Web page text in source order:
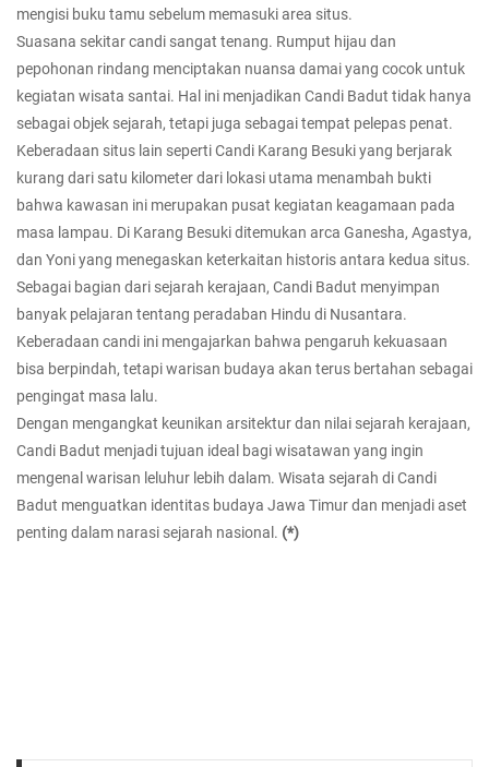
mengisi buku tamu sebelum memasuki area situs.
Suasana sekitar candi sangat tenang. Rumput hijau dan
pepohonan rindang menciptakan nuansa damai yang cocok untuk
kegiatan wisata santai. Hal ini menjadikan Candi Badut tidak hanya
sebagai objek sejarah, tetapi juga sebagai tempat pelepas penat.
Keberadaan situs lain seperti Candi Karang Besuki yang berjarak
kurang dari satu kilometer dari lokasi utama menambah bukti
bahwa kawasan ini merupakan pusat kegiatan keagamaan pada
masa lampau. Di Karang Besuki ditemukan arca Ganesha, Agastya,
dan Yoni yang menegaskan keterkaitan historis antara kedua situs.
Sebagai bagian dari sejarah kerajaan, Candi Badut menyimpan
banyak pelajaran tentang peradaban Hindu di Nusantara.
Keberadaan candi ini mengajarkan bahwa pengaruh kekuasaan
bisa berpindah, tetapi warisan budaya akan terus bertahan sebagai
pengingat masa lalu.
Dengan mengangkat keunikan arsitektur dan nilai sejarah kerajaan,
Candi Badut menjadi tujuan ideal bagi wisatawan yang ingin
mengenal warisan leluhur lebih dalam. Wisata sejarah di Candi
Badut menguatkan identitas budaya Jawa Timur dan menjadi aset
penting dalam narasi sejarah nasional. (*)